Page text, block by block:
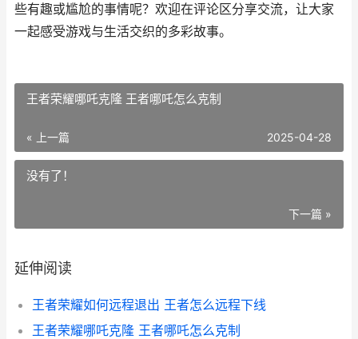
些有趣或尴尬的事情呢？欢迎在评论区分享交流，让大家
一起感受游戏与生活交织的多彩故事。
王者荣耀哪吒克隆 王者哪吒怎么克制
« 上一篇 2025-04-28
没有了！
下一篇 »
延伸阅读
王者荣耀如何远程退出 王者怎么远程下线
王者荣耀哪吒克隆 王者哪吒怎么克制